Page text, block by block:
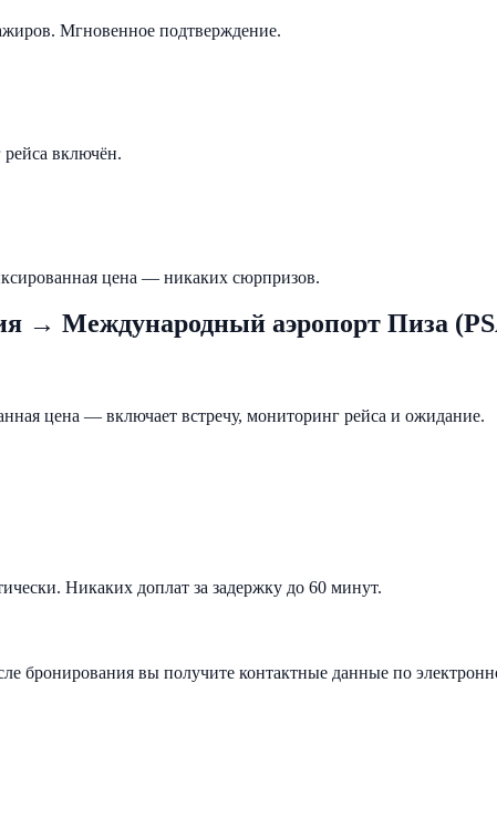
Мгновенное подтверждение.
рейса включён.
цена — никаких сюрпризов.
→ Международный аэропорт Пиза
цена — включает встречу, мониторинг рейса и ожидание.
Никаких доплат за задержку до 60 минут.
бронирования вы получите контактные данные по